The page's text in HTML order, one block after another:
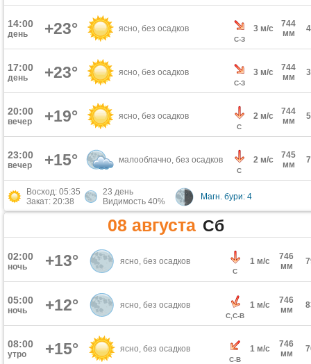
14:00
день +23° ясно, без осадков
С-З
3 м/с
744
мм
17:00
день +23° ясно, без осадков
С-З
3 м/с
744
мм
20:00
вечер +19° ясно, без осадков
С
2 м/с
744
мм
23:00
вечер +15° малооблачно, без осадков
С
2 м/с
745
мм
Восход: 05:35
Закат: 20:38
23 день
Видимость 40%
Магн. бури: 4
08 августа Сб
02:00
ночь +13° ясно, без осадков
С
1 м/с
746
мм
05:00
ночь +12° ясно, без осадков
С,С-В
1 м/с
746
мм
08:00
утро +15° ясно, без осадков
С-В
1 м/с
746
мм